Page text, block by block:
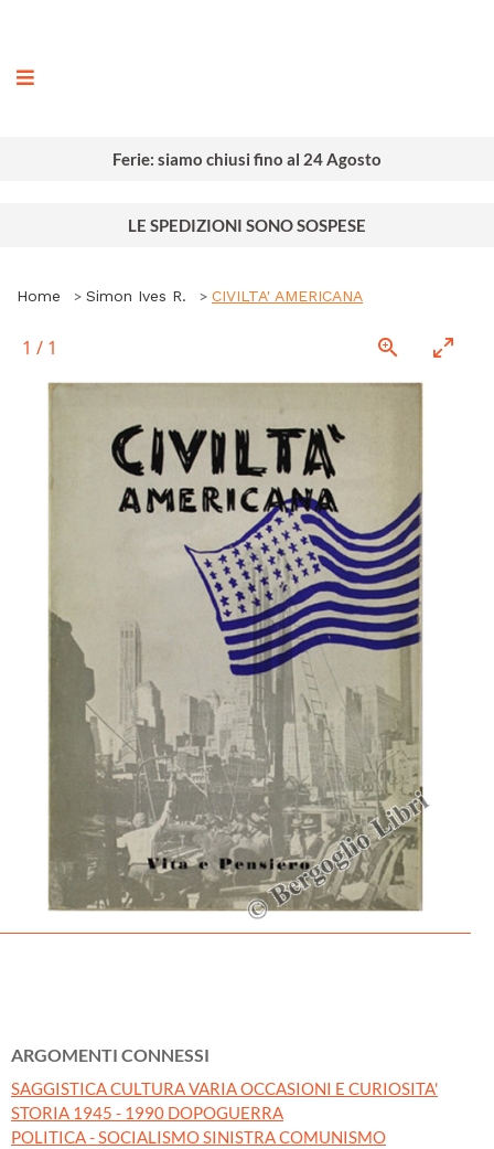
Ferie: siamo chiusi fino al 24 Agosto
LE SPEDIZIONI SONO SOSPESE
Home Simon Ives R. CIVILTA' AMERICANA
1 / 1
ARGOMENTI CONNESSI
SAGGISTICA CULTURA VARIA OCCASIONI E CURIOSITA'
STORIA 1945 - 1990 DOPOGUERRA
POLITICA - SOCIALISMO SINISTRA COMUNISMO